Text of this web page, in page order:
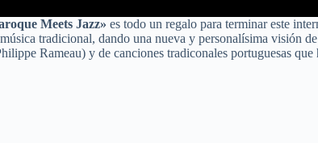
Meets Jazz» es todo un regalo para terminar este
tradicional, dando una nueva y personalísima visión
Rameau) y de canciones tradiconales portuguesas